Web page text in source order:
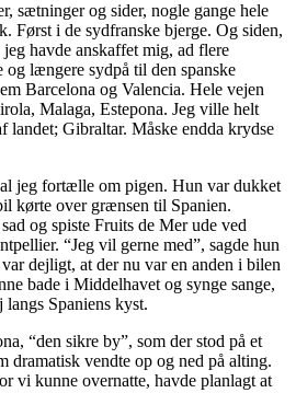
sætninger og sider, nogle gange hele
Først i de sydfranske bjerge. Og siden,
havde anskaffet mig, ad flere
længere sydpå til den spanske
Barcelona og Valencia. Hele vejen
Malaga, Estepona. Jeg ville helt
landet; Gibraltar. Måske endda krydse
jeg fortælle om pigen. Hun var dukket
kørte over grænsen til Spanien.
og spiste Fruits de Mer ude ved
“Jeg vil gerne med”, sagde hun
dejligt, at der nu var en anden i bilen
bade i Middelhavet og synge sange,
Spaniens kyst.
“den sikre by”, som der stod på et
dramatisk vendte op og ned på alting.
vi kunne overnatte, havde planlagt at